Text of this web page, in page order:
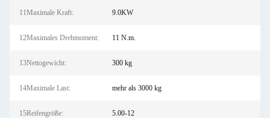
11Maximale Kraft: 9.0KW
12Maximales Drehmoment: 11 N.m.
13Nettogewicht: 300 kg
14Maximale Last: mehr als 3000 kg
15Reifengröße: 5.00-12